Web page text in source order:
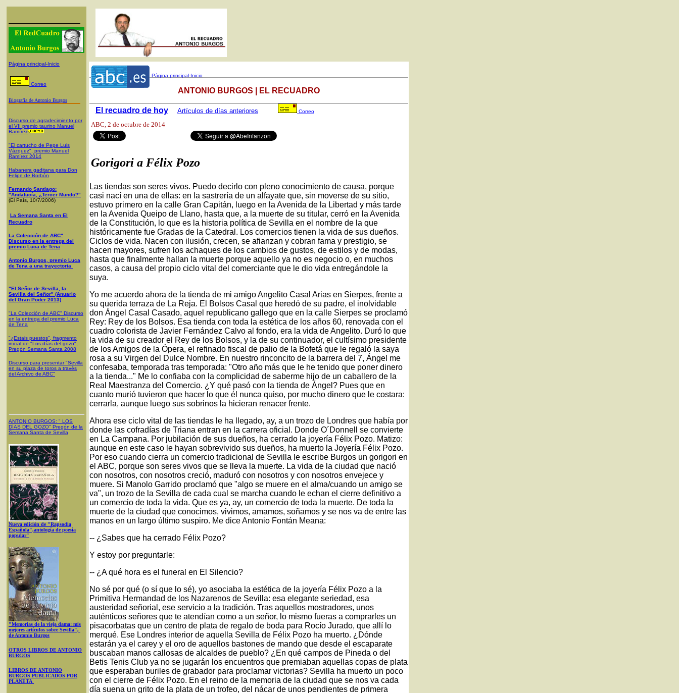
Página principal-Inicio
Correo
Biografía de Antonio Burgos
Discurso de agradecimiento por
el VII premio taurino Manuel
Ramírez
"El cartucho de Pepe Luis
Vázquez", premio Manuel
Ramírez 2014
Habanera gaditana para Don
Felipe de Borbón
Fernando Santiago:
"Andalucía, ¿Tercer Mundo?"
(El País, 10/7/2006)
La Semana Santa en El
Recuadro
La Colección de ABC"
Discurso en la entrega del
premio Luca de Tena
Antonio Burgos, premio Luca
de Tena a una trayectoria
"El Señor de Sevilla, la
Sevilla del Señor" (Anuario
del Gran Poder 2013)
"La Colección de ABC" Discurso
en la entrega del premio Luca
de Tena
"¿Estais puestos", fragmento
inicial de "Los días del gozo",
Pregón Semana Santa 2008
Discurso para presentar "Sevilla
en su plaza de toros a través
del Archivo de ABC"
ANTONIO BURGOS: " LOS
DÍAS DEL GOZO" Pregón de la
Semana Santa de Sevilla
Nueva edición de "Rapsodia
Española",antología de poesía
popular"
"Memorias de la vieja dama: mis
mejores artículos sobre Sevilla",
de Antonio Burgos
OTROS LIBROS DE ANTONIO
BURGOS
LIBROS DE ANTONIO
BURGOS PUBLICADOS POR
PLANETA
Página principal-Inicio
El recuadro de hoy Artículos de días anteriores Correo
ANTONIO BURGOS | EL RECUADRO
ABC, 2 de octubre de 2014
Gorigori a Félix Pozo
Las tiendas son seres vivos. Puedo decirlo con pleno conocimiento de causa, porque
casi nací en una de ellas: en la sastrería de un alfayate que, sin moverse de su sitio,
estuvo primero en la calle Gran Capitán, luego en la Avenida de la Libertad y más tarde
en la Avenida Queipo de Llano, hasta que, a la muerte de su titular, cerró en la Avenida
de la Constitución, lo que es la historia política de Sevilla en el nombre de la que
históricamente fue Gradas de la Catedral. Los comercios tienen la vida de sus dueños.
Ciclos de vida. Nacen con ilusión, crecen, se afianzan y cobran fama y prestigio, se
hacen mayores, sufren los achaques de los cambios de gustos, de estilos y de modas,
hasta que finalmente hallan la muerte porque aquello ya no es negocio o, en muchos
casos, a causa del propio ciclo vital del comerciante que le dio vida entregándole la
suya.
Yo me acuerdo ahora de la tienda de mi amigo Angelito Casal Arias en Sierpes, frente a
su querida terraza de La Reja. El Bolsos Casal que heredó de su padre, el inolvidable
don Ángel Casal Casado, aquel republicano gallego que en la calle Sierpes se proclamó
Rey: Rey de los Bolsos. Esa tienda con toda la estética de los años 60, renovada con el
cuadro colorista de Javier Fernández Calvo al fondo, era la vida de Angelito. Duró lo que
la vida de su creador el Rey de los Bolsos, y la de su continuador, el cultísimo presidente
de los Amigos de la Ópera, el refinado fiscal de palio de la Bofetá que le regaló la saya
rosa a su Virgen del Dulce Nombre. En nuestro rinconcito de la barrera del 7, Ángel me
confesaba, temporada tras temporada: "Otro año más que le he tenido que poner dinero
a la tienda..." Me lo confiaba con la complicidad de saberme hijo de un caballero de la
Real Maestranza del Comercio. ¿Y qué pasó con la tienda de Ángel? Pues que en
cuanto murió tuvieron que hacer lo que él nunca quiso, por mucho dinero que le costara:
cerrarla, aunque luego sus sobrinos la hicieran renacer frente.
Ahora ese ciclo vital de las tiendas le ha llegado, ay, a un trozo de Londres que había por
donde las cofradías de Triana entran en la carrera oficial. Donde O´Donnell se convierte
en La Campana. Por jubilación de sus dueños, ha cerrado la joyería Félix Pozo. Matizo:
aunque en este caso le hayan sobrevivido sus dueños, ha muerto la Joyería Félix Pozo.
Por eso cuando cierra un comercio tradicional de Sevilla le escribe Burgos un gorigori en
el ABC, porque son seres vivos que se lleva la muerte. La vida de la ciudad que nació
con nosotros, con nosotros creció, maduró con nosotros y con nosotros envejece y
muere. Si Manolo Garrido proclamó que "algo se muere en el alma/cuando un amigo se
va", un trozo de la Sevilla de cada cual se marcha cuando le echan el cierre definitivo a
un comercio de toda la vida. Que es ya, ay, un comercio de toda la muerte. De toda la
muerte de la ciudad que conocimos, vivimos, amamos, soñamos y se nos va de entre las
manos en un largo último suspiro. Me dice Antonio Fontán Meana:
-- ¿Sabes que ha cerrado Félix Pozo?
Y estoy por preguntarle:
-- ¿A qué hora es el funeral en El Silencio?
No sé por qué (o sí que lo sé), yo asociaba la estética de la joyería Félix Pozo a la
Primitiva Hermandad de los Nazarenos de Sevilla: esa elegante seriedad, esa
austeridad señorial, ese servicio a la tradición. Tras aquellos mostradores, unos
auténticos señores que te atendían como a un señor, lo mismo fueras a comprarles un
pisacorbatas que un centro de plata de regalo de boda para Rocío Jurado, que allí lo
merqué. Ese Londres interior de aquella Sevilla de Félix Pozo ha muerto. ¿Dónde
estarán ya el carey y el oro de aquellos bastones de mando que desde el escaparate
buscaban manos callosas de alcaldes de pueblo? ¿En qué campos de Pineda o del
Betis Tenis Club ya no se jugarán los encuentros que premiaban aquellas copas de plata
que esperaban buriles de grabador para proclamar victorias? Sevilla ha muerto un poco
con el cierre de Félix Pozo. En el reino de la memoria de la ciudad que se nos va cada
día suena un grito de la plata de un trofeo, del nácar de unos pendientes de primera